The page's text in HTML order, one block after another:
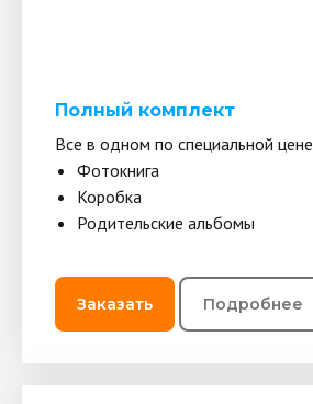
Полный комплект
Все в одном по специальной цене
Фотокнига
Коробка
Родительские альбомы
Заказать Подробнее